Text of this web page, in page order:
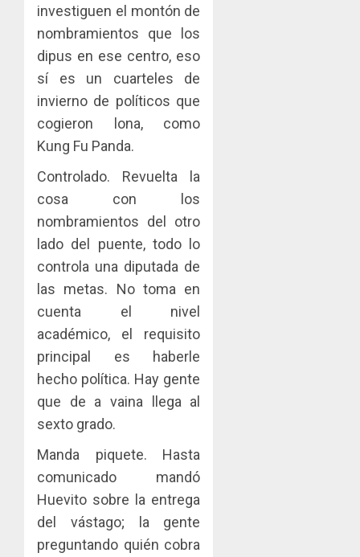
investiguen el montón de
nombramientos que los
dipus en ese centro, eso
sí es un cuarteles de
invierno de políticos que
cogieron lona, como
Kung Fu Panda.
Controlado. Revuelta la
cosa con los
nombramientos del otro
lado del puente, todo lo
controla una diputada de
las metas. No toma en
cuenta el nivel
académico, el requisito
principal es haberle
hecho política. Hay gente
que de a vaina llega al
sexto grado.
Manda piquete. Hasta
comunicado mandó
Huevito sobre la entrega
del vástago; la gente
preguntando quién cobra